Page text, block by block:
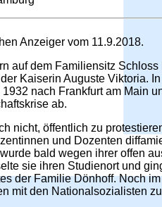
Anzeiger vom 11.9.2018.
auf dem Familiensitz
Kaiserin Auguste Viktoria.
nach Frankfurt am Main
ab.
nicht, öffentlich zu
und Dozenten
bald wegen ihrer offen
sie ihren Studienort und
der Familie Dönhoff. Noch
mit den Nationalsozialisten